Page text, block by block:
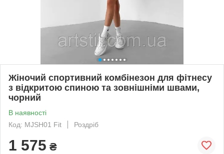
Жіночий спортивний комбінезон для фітнесу
з відкритою спиною та зовнішніми швами,
чорний
В наявності
Код: MJSH01 Fit
Роздріб
1 575 ₴